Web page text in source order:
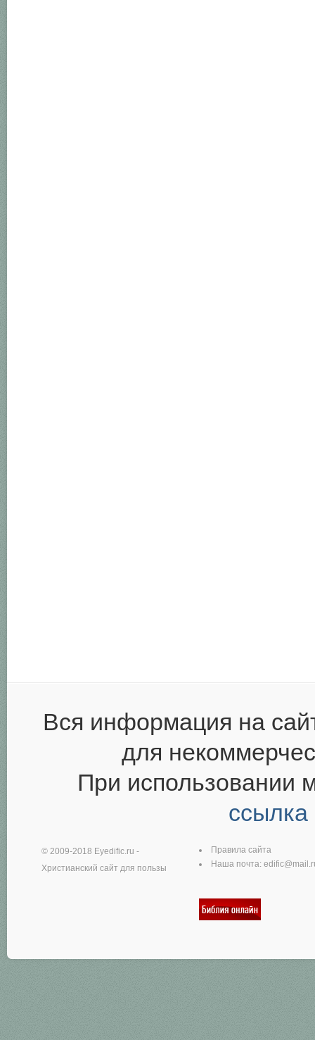
Вся информация на
для
При использовании
ссылка
© 2009-2018 Eyedific.ru -
Христианский сайт для пользы
Правила сайта
Наша почта: